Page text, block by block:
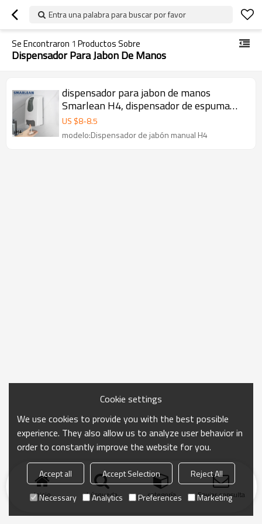
Entra una palabra para buscar por favor
Se Encontraron 1 Productos Sobre
Dispensador Para Jabon De Manos
dispensador para jabon de manos
Smarlean H4, dispensador de espuma
para manos, dispensador de jabón
US $8-8.5
modelo:Dispensador de jabón manual H4
Inicio búsqueda categoría Enviar consulta
Cookie settings
We use cookies to provide you with the best possible
experience. They also allow us to analyze user behavior in
order to constantly improve the website for you.
Accept all Accept Selection
Reject All
Necessary
Analytics Preferences Marketing